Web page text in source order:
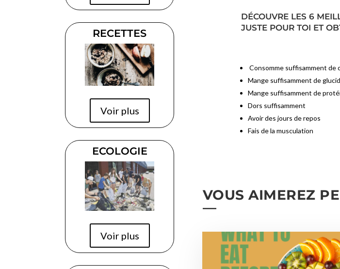
RECETTES
Voir plus
ECOLOGIE
Voir plus
DÉCOUVRE LES 6
JUSTE POUR TOI ET
Consomme suffisamment de
Mange suffisamment de
Mange suffisamment de
Dors suffisamment⁠
Avoir des jours de repos⁠
Fais de la musculation⁠
VOUS AIMEREZ